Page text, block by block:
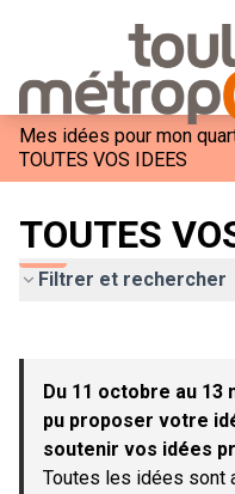
Mes idées pour mon
TOUTES VOS IDEES
TOUTES
Filtrer et rechercher
−
Du 11 octobre au 13
pu proposer votre
soutenir vos idées
Toutes les idées sont